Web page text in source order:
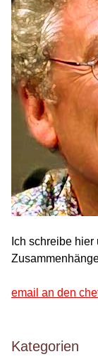
Ich schreibe
email an den
Kategorien